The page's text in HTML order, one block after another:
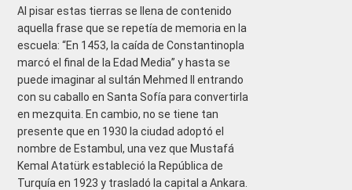
Al pisar estas tierras se llena de contenido
aquella frase que se repetía de memoria en la
escuela: “En 1453, la caída de Constantinopla
marcó el final de la Edad Media” y hasta se
puede imaginar al sultán Mehmed II entrando
con su caballo en Santa Sofía para convertirla
en mezquita. En cambio, no se tiene tan
presente que en 1930 la ciudad adoptó el
nombre de Estambul, una vez que Mustafá
Kemal Atatürk estableció la República de
Turquía en 1923 y trasladó la capital a Ankara.